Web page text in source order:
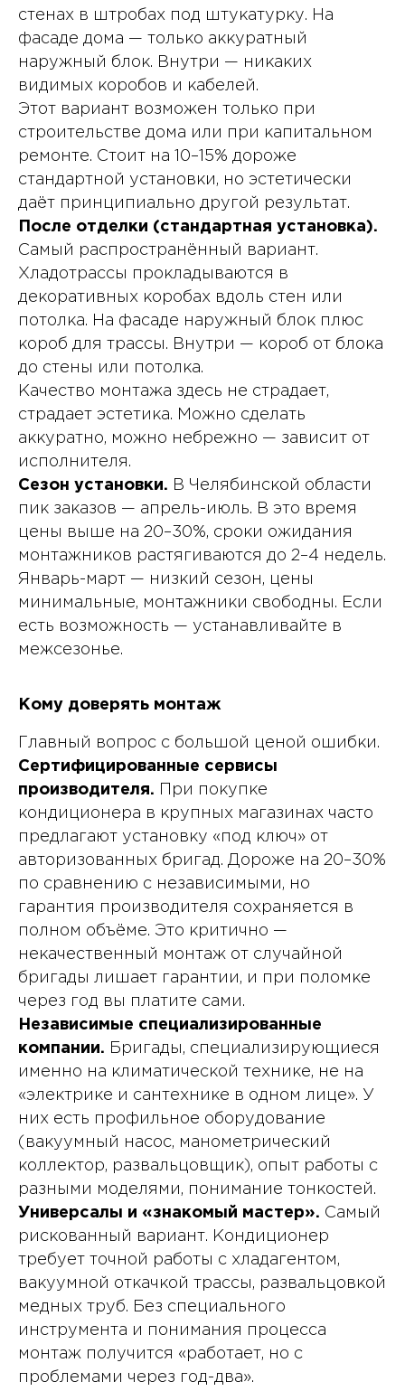
стенах в штробах под штукатурку. На
фасаде дома — только аккуратный
наружный блок. Внутри — никаких
видимых коробов и кабелей.
Этот вариант возможен только при
строительстве дома или при капитальном
ремонте. Стоит на 10–15% дороже
стандартной установки, но эстетически
даёт принципиально другой результат.
После отделки (стандартная установка).
Самый распространённый вариант.
Хладотрассы прокладываются в
декоративных коробах вдоль стен или
потолка. На фасаде наружный блок плюс
короб для трассы. Внутри — короб от блока
до стены или потолка.
Качество монтажа здесь не страдает,
страдает эстетика. Можно сделать
аккуратно, можно небрежно — зависит от
исполнителя.
Сезон установки. В Челябинской области
пик заказов — апрель-июль. В это время
цены выше на 20–30%, сроки ожидания
монтажников растягиваются до 2–4 недель.
Январь-март — низкий сезон, цены
минимальные, монтажники свободны. Если
есть возможность — устанавливайте в
межсезонье.
Кому доверять монтаж
Главный вопрос с большой ценой ошибки.
Сертифицированные сервисы
производителя. При покупке
кондиционера в крупных магазинах часто
предлагают установку «под ключ» от
авторизованных бригад. Дороже на 20–30%
по сравнению с независимыми, но
гарантия производителя сохраняется в
полном объёме. Это критично —
некачественный монтаж от случайной
бригады лишает гарантии, и при поломке
через год вы платите сами.
Независимые специализированные
компании. Бригады, специализирующиеся
именно на климатической технике, не на
«электрике и сантехнике в одном лице». У
них есть профильное оборудование
(вакуумный насос, манометрический
коллектор, развальцовщик), опыт работы с
разными моделями, понимание тонкостей.
Универсалы и «знакомый мастер». Самый
рискованный вариант. Кондиционер
требует точной работы с хладагентом,
вакуумной откачкой трассы, развальцовкой
медных труб. Без специального
инструмента и понимания процесса
монтаж получится «работает, но с
проблемами через год-два».